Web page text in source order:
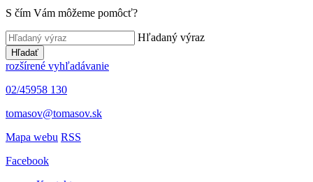
S čím Vám môžeme pomôcť?
Hľadaný výraz
Hľadať
rozšírené vyhľadávanie
02/45958 130
tomasov@tomasov.sk
Mapa webu RSS
Facebook